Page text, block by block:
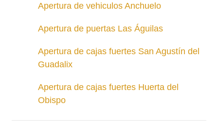
Apertura de vehiculos Anchuelo
Apertura de puertas Las Águilas
Apertura de cajas fuertes San Agustín del
Guadalix
Apertura de cajas fuertes Huerta del
Obispo